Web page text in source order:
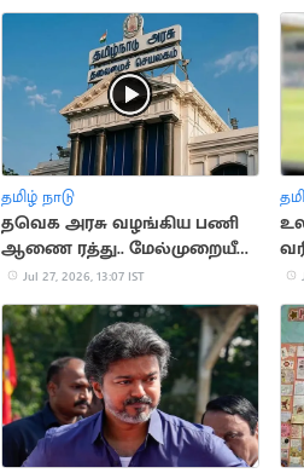
தமிழ் நாடு
தவெக அரசு வழங்கிய பணி
ஆணை ரத்து.. மேல்முறையீடு
செய்யும் அரசு
Jul 27, 2026, 13:07 IST